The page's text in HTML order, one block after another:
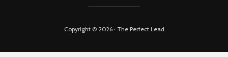
Copyright © 2026 · The Perfect Lead